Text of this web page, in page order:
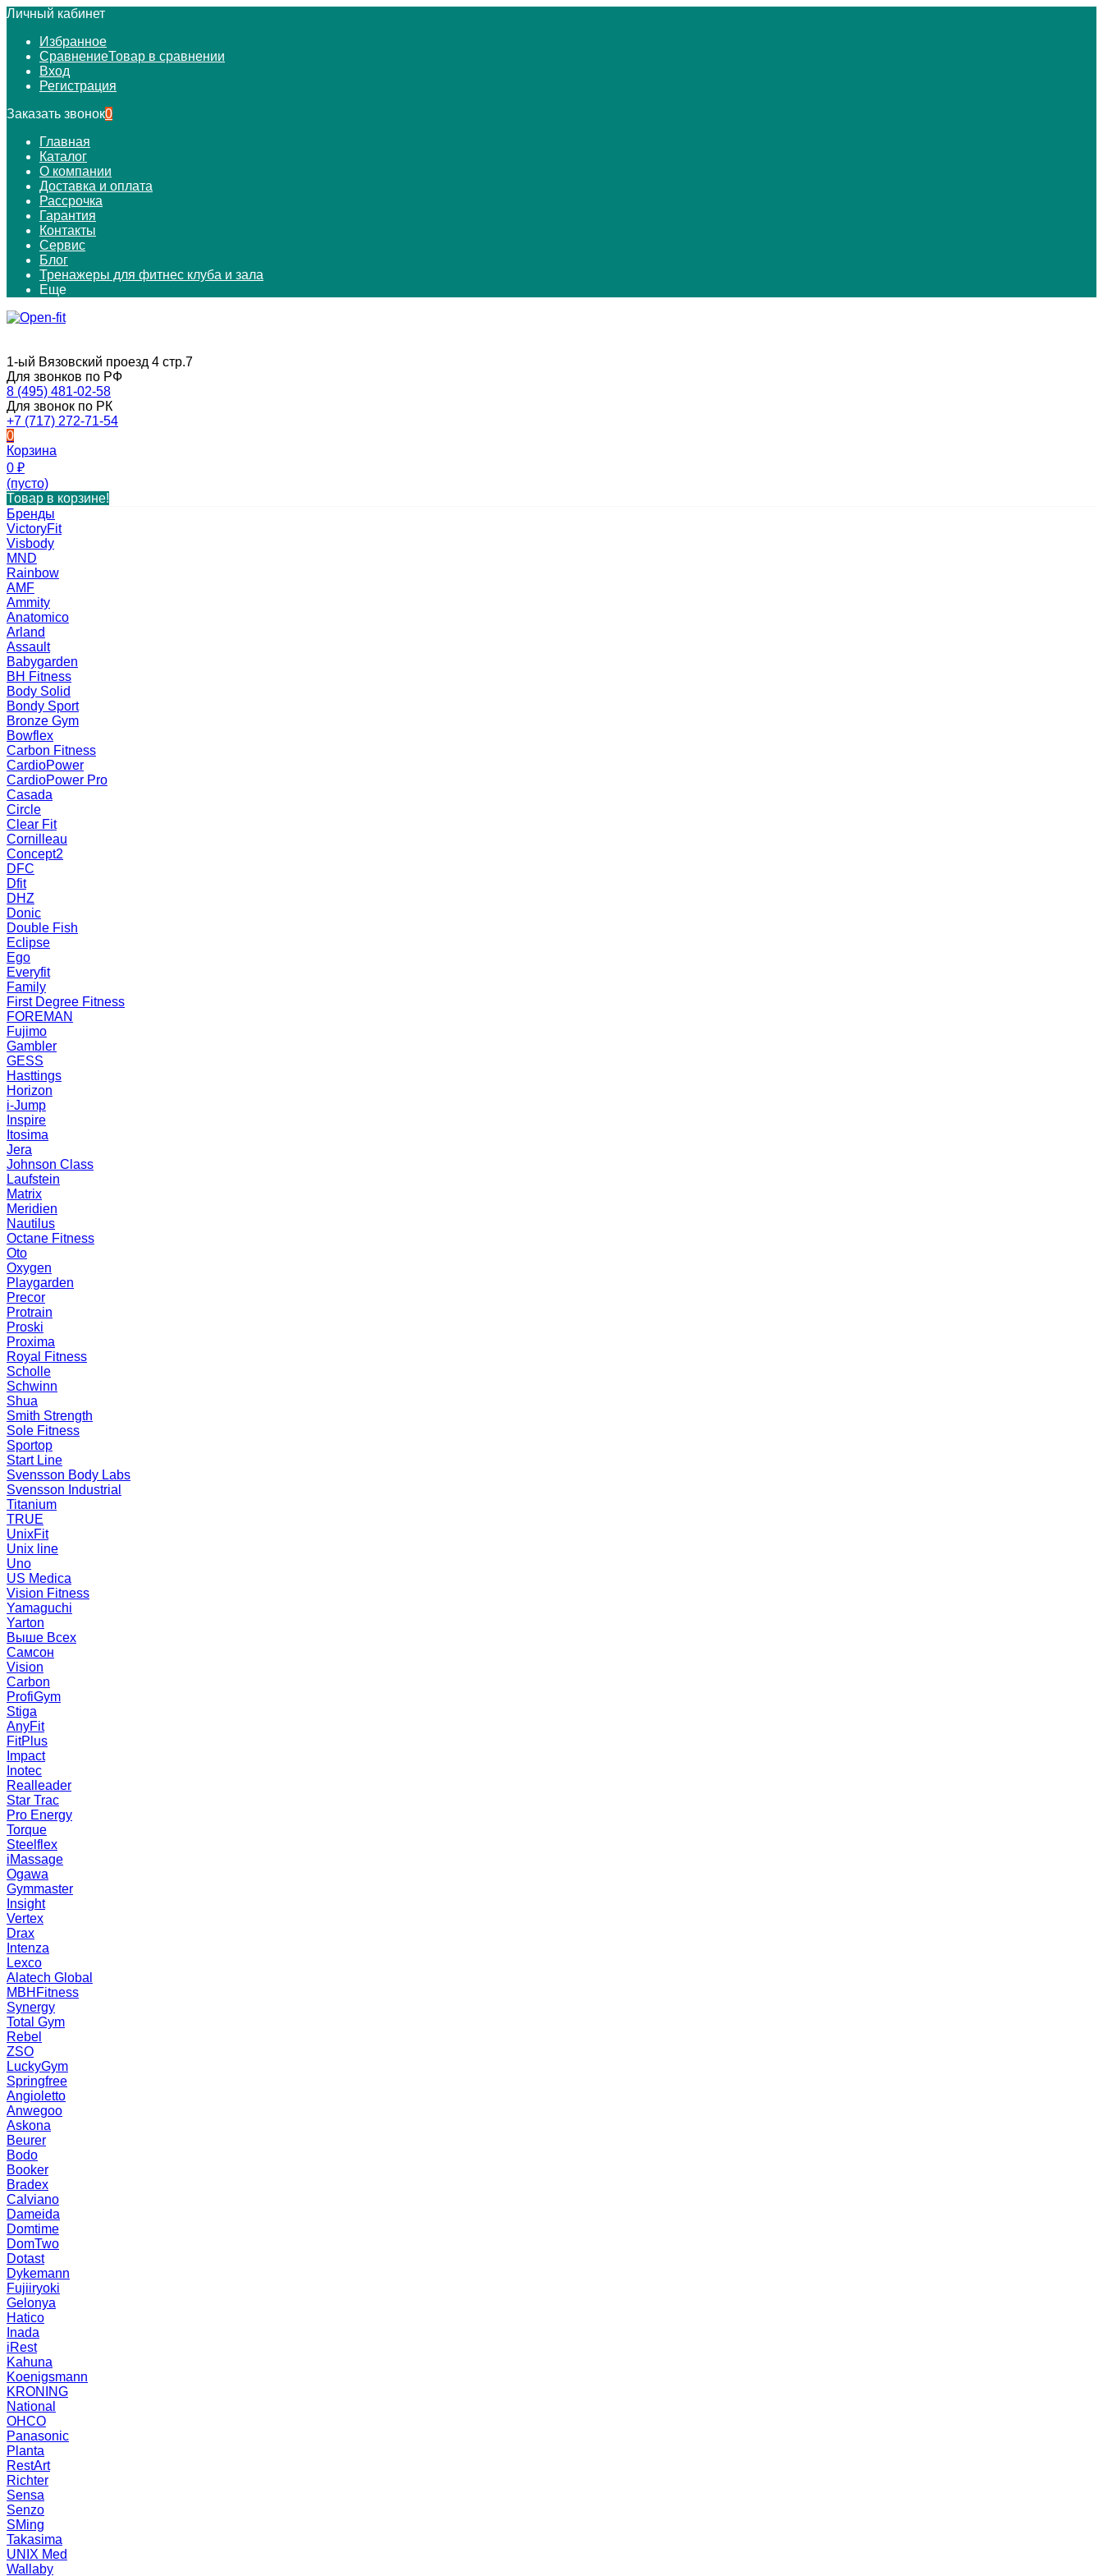
Личный кабинет
Избранное
СравнениеТовар в сравнении
Вход
Регистрация
Заказать звонок0
Главная
Каталог
О компании
Доставка и оплата
Рассрочка
Гарантия
Контакты
Сервис
Блог
Тренажеры для фитнес клуба и зала
Еще
1-ый Вязовский проезд 4 стр.7
Для звонков по РФ
8 (495) 481-02-58
Для звонок по РК
+7 (717) 272-71-54
0
Корзина
0 ₽
(пусто)
Товар в корзине!
Бренды
VictoryFit
Visbody
MND
Rainbow
AMF
Ammity
Anatomico
Arland
Assault
Babygarden
BH Fitness
Body Solid
Bondy Sport
Bronze Gym
Bowflex
Carbon Fitness
CardioPower
CardioPower Pro
Casada
Circle
Clear Fit
Cornilleau
Concept2
DFC
Dfit
DHZ
Donic
Double Fish
Eclipse
Ego
Everyfit
Family
First Degree Fitness
FOREMAN
Fujimo
Gambler
GESS
Hasttings
Horizon
i-Jump
Inspire
Itosima
Jera
Johnson Class
Laufstein
Matrix
Meridien
Nautilus
Octane Fitness
Oto
Oxygen
Playgarden
Precor
Protrain
Proski
Proxima
Royal Fitness
Scholle
Schwinn
Shua
Smith Strength
Sole Fitness
Sportop
Start Line
Svensson Body Labs
Svensson Industrial
Titanium
TRUE
UnixFit
Unix line
Uno
US Medica
Vision Fitness
Yamaguchi
Yarton
Выше Всех
Самсон
Vision
Carbon
ProfiGym
Stiga
AnyFit
FitPlus
Impact
Inotec
Realleader
Star Trac
Pro Energy
Torque
Steelflex
iMassage
Ogawa
Gymmaster
Insight
Vertex
Drax
Intenza
Lexco
Alatech Global
MBHFitness
Synergy
Total Gym
Rebel
ZSO
LuckyGym
Springfree
Angioletto
Anwegoo
Askona
Beurer
Bodo
Booker
Bradex
Calviano
Dameida
Domtime
DomTwo
Dotast
Dykemann
Fujiiryoki
Gelonya
Hatico
Inada
iRest
Kahuna
Koenigsmann
KRONING
National
OHCO
Panasonic
Planta
RestArt
Richter
Sensa
Senzo
SMing
Takasima
UNIX Med
Wallaby